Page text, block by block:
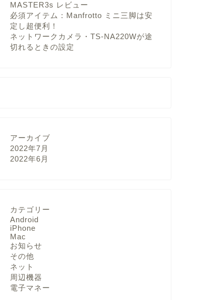
MASTER3s レビュー
必須アイテム：Manfrotto ミニ三脚は安
定し超便利！
ネットワークカメラ・TS-NA220Wが途
切れるときの設定
アーカイブ
2022年7月
2022年6月
カテゴリー
Android
iPhone
Mac
お知らせ
その他
ネット
周辺機器
電子マネー